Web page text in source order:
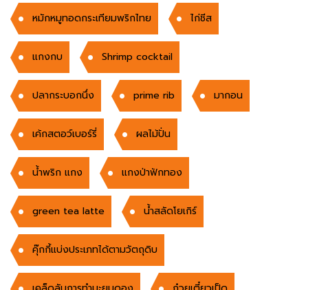
หมักหมูทอดกระเทียมพริกไทย ไก่ชีส
แกงกบ Shrimp cocktail
ปลากระบอกนึ่ง prime rib มากอน
เค้กสตอว์เบอร์รี่ ผลไม้ปั่น
น้ำพริก แกง แกงป่าฟักทอง
green tea latte น้ำสลัดโยเกิร์
คุ๊กกี้แบ่งประเภทได้ตามวัตถุดิบ